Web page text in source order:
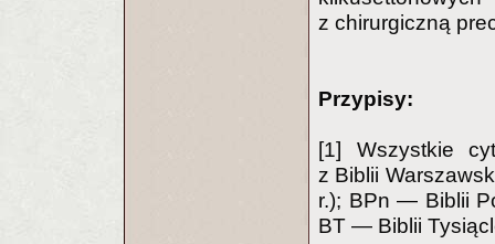
z chirurgiczną
Przypisy:
[1] Wszystkie
z Biblii
r.); BPn — Biblii
BT — Biblii